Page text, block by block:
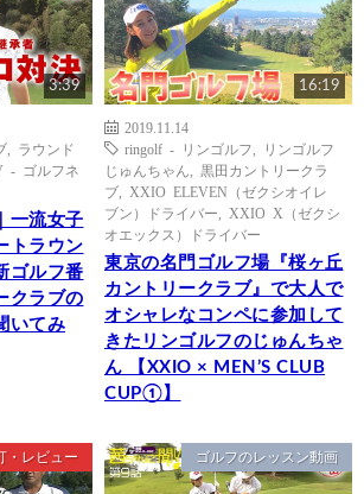
3:39
ラウンド
- ゴルフネ
一流女子
トラウン
ゴルフ番
クラブの
いてみ
16:19
2019.11.14
ringolf - リンゴルフ
リンゴルフ
じゅんちゃん
黒田カントリークラ
ブ
XXIO ELEVEN（ゼクシオイレ
ブン）ドライバー
XXIO X（ゼクシ
オエックス）ドライバー
東京の名門ゴルフ場『桜ヶ丘
カントリークラブ』で大人で
オシャレなコンペに参加して
きたリンゴルフのじゅんちゃ
ん 【XXIO × MEN’S CLUB
CUP①】
・レビュー ゴルフのレッスン動画